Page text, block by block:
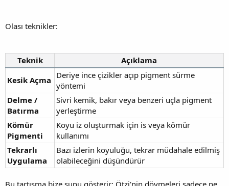
Olası teknikler:
Teknik
Açıklama
Kesik Açma Deriye ince çizikler açıp pigment sürme
yöntemi
Delme /
Batırma
Sivri kemik, bakır veya benzeri uçla pigment
yerleştirme
Kömür
Pigmenti
Koyu iz oluşturmak için is veya kömür
kullanımı
Tekrarlı
Uygulama
Bazı izlerin koyuluğu, tekrar müdahale edilmiş
olabileceğini düşündürür